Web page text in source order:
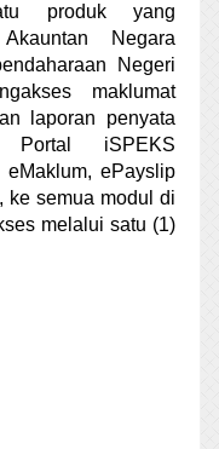
produk yang
Negara
Negeri
maklumat
laporan penyata
Portal iSPEKS
ePayslip
ke semua modul di
melalui satu (1)